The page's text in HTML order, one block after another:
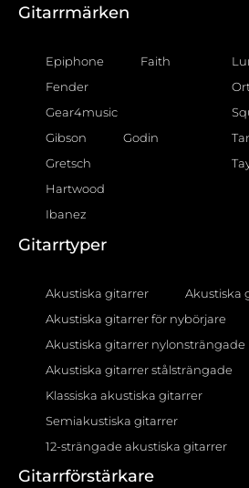
Gitarrmärken
Epiphone
Faith
Fender
Gear4music
Gibson
Godin
Gretsch
Hartwood
Ibanez
Gitarrtyper
Akustiska gitarrer
Akustiska
Akustiska gitarrer för nybörjare
Akustiska gitarrer nylonsträngade
Akustiska gitarrer stålsträngade
Klassiska akustiska gitarrer
Semiakustiska gitarrer
12-strängade akustiska gitarrer
Gitarrförstärkare